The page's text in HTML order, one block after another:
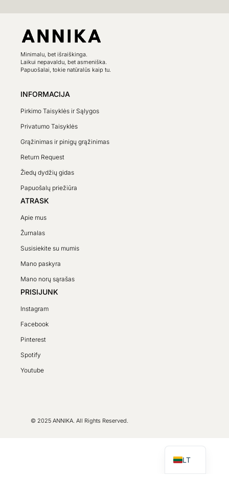
Minimalu, bet išraiškinga.
Laikui nepavaldu, bet asmeniška.
Papuošalai, tokie natūralūs kaip tu.
INFORMACIJA
Pirkimo Taisyklės ir Sąlygos
Privatumo Taisyklės
Grąžinimas ir pinigų grąžinimas
Return Request
Žiedų dydžių gidas
Papuošalų priežiūra
ATRASK
Apie mus
Žurnalas
Susisiekite su mumis
Mano paskyra
Mano norų sąrašas
PRISIJUNK
Instagram
Facebook
Pinterest
Spotify
Youtube
© 2025 ANNIKA. All Rights Reserved.
LT